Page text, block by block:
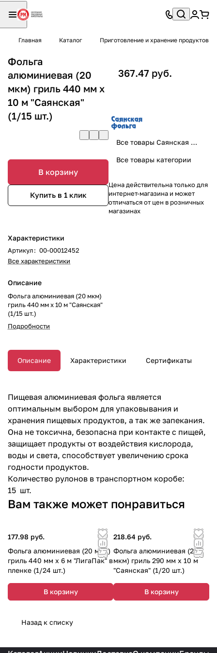
Главная Каталог Приготовление и хранение продуктов
Фольга
алюминиевая (20
мкм) гриль 440 мм х
10 м "Саянская"
(1/15 шт.)
В корзину
Купить в 1 клик
Характеристики
Артикул: 00-00012452
Все характеристики
Описание
Фольга алюминиевая (20 мкм)
гриль 440 мм х 10 м "Саянская"
(1/15 шт.)
Подробности
367.47 руб.
Все товары Саянская фольга
Все товары категории
Цена действительна только для
интернет-магазина и может
отличаться от цен в розничных
магазинах
Описание Характеристики Сертификаты
Пищевая алюминиевая фольга является
оптимальным выбором для упаковывания и
хранения пищевых продуктов, а так же запекания.
Она не токсична, безопасна при контакте с пищей,
защищает продукты от воздействия кислорода,
воды и света, способствует увеличению срока
годности продуктов.
Количество рулонов в транспортном коробе:
15 шт.
Вам также может понравиться
177.98 руб.
Фольга алюминиевая (20 мкм)
гриль 440 мм х 6 м "ЛигаПак" в
пленке (1/24 шт.)
В корзину
218.64 руб.
Фольга алюминиевая (20
мкм) гриль 290 мм х 10 м
"Саянская" (1/20 шт.)
В корзину
Назад к списку